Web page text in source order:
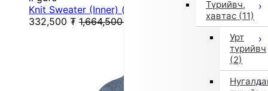
Түрийвч,
хавтас (11)
Урт
түрийвч
(2)
Knit Sweater (Inner) (Blue)
332,500 ₮ 1,664,500